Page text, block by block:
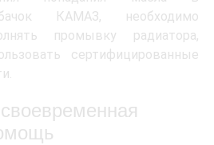
КАМАЗ, необходимо
промывку радиатора,
сертифицированные